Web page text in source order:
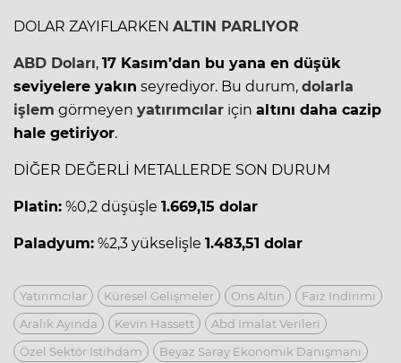
DOLAR ZAYIFLARKEN ALTIN PARLIYOR
ABD Doları, 17 Kasım’dan bu yana en düşük
seviyelere yakın seyrediyor. Bu durum, dolarla
işlem görmeyen yatırımcılar için altını daha cazip
hale getiriyor.
DİĞER DEĞERLİ METALLERDE SON DURUM
Platin: %0,2 düşüşle 1.669,15 dolar
Paladyum: %2,3 yükselişle 1.483,51 dolar
Yatırımcılar Küresel Gelişmeler Ons Altin
Faiz Indirimi
Aralık Ayında
Kevin Hassett
Abd Imalat Verileri
Özel Sektör Istihdam
Beyaz Saray Ekonomik Danışmanı